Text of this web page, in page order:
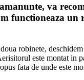
va
functioneaza un
robinete, deschidem
este montat in
fata de unde este